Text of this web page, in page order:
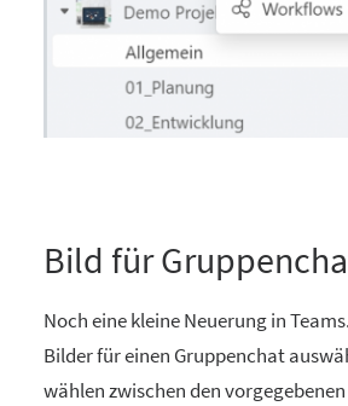
Bild für
Noch eine kleine Neuerung in
Bilder für einen Gruppenchat
wählen zwischen den